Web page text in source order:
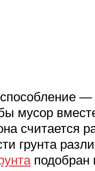
мусор
считается
грунта
подобран